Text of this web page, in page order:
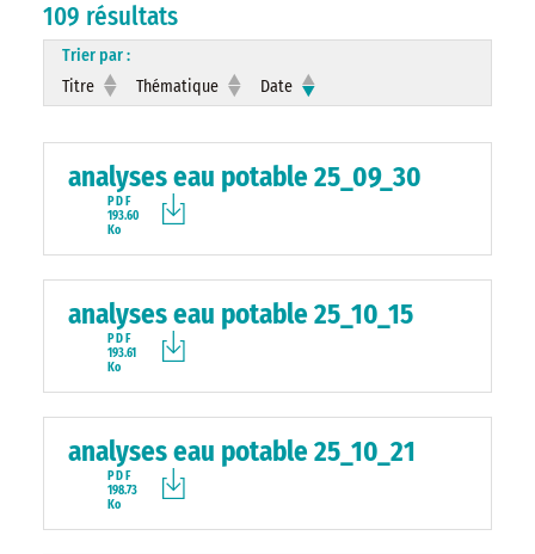
109 résultats
Trier par :
Titre
Thématique Date
analyses eau potable 25_09_30
PDF
193.60
Ko
analyses eau potable 25_10_15
PDF
193.61
Ko
analyses eau potable 25_10_21
PDF
198.73
Ko